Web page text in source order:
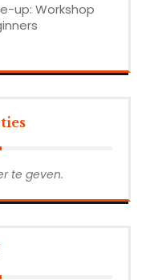
up: Workshop
te geven.